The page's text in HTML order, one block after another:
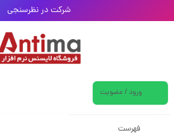
شرکت در نظرسنجی
ورود / عضویت
فهرست